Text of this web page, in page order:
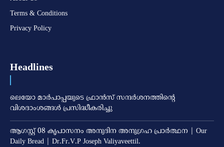
Terms & Conditions
Privacy Policy
Headlines
ലെയോ മാര്‍പാപ്പയുടെ ഫ്രാന്‍സ് സന്ദര്‍ശനത്തിന്റെ
വിശദാംശങ്ങള്‍ പ്രസിദ്ധീകരിച്ചു
ആഗസ്റ്റ് 08 കൃപാസനം അനുദിന അനുഗ്രഹ പ്രാർത്ഥന | Our
Daily Bread | Dr.Fr.V.P Joseph Valiyaveettil.